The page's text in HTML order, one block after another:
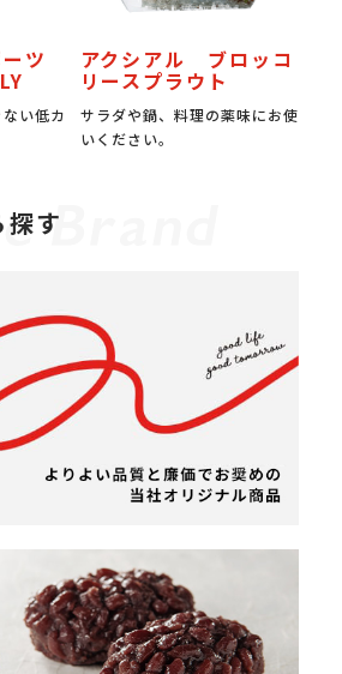
ツ
い低カ
アクシアル ブロッコ
リースプラウト
サラダや鍋、料理の薬味にお使
いください。
す